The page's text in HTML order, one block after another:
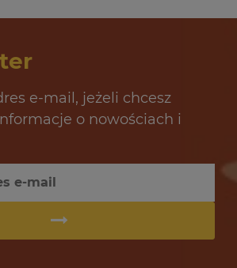
e-mail, jeżeli chcesz
o nowościach i